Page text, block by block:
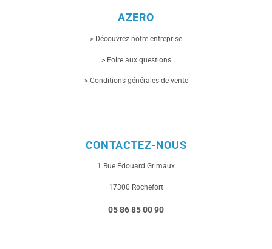
AZERO
> Découvrez notre entreprise
> Foire aux questions
> Conditions générales de vente
CONTACTEZ-NOUS
1 Rue Édouard Grimaux
17300 Rochefort
05 86 85 00 90